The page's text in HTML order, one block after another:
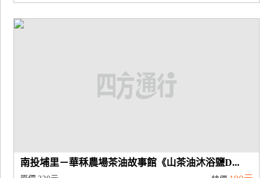
商
南投埔里－華秝農場茶油故事館《山茶油沐浴鹽D...